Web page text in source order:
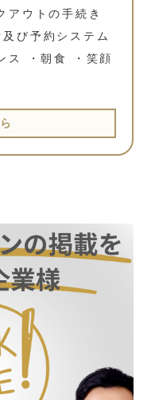
アウトの手続き
び予約システム
ス ・朝食 ・笑顔